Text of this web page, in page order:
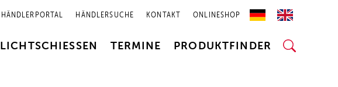
HÄNDLERPORTAL HÄNDLERSUCHE KONTAKT ONLINESHOP
LICHTSCHIESSEN TERMINE PRODUKTFINDER